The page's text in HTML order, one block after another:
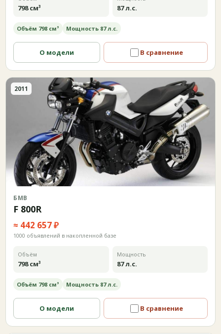
798 см³ 87 л.с.
Объём 798 см³ Мощность 87 л.с.
О модели В сравнение
2011
БМВ
F 800R
≈ 442 657 ₽
1000 объявлений в накопленной базе
Объём
798 см³
Мощность
87 л.с.
Объём 798 см³ Мощность 87 л.с.
О модели В сравнение